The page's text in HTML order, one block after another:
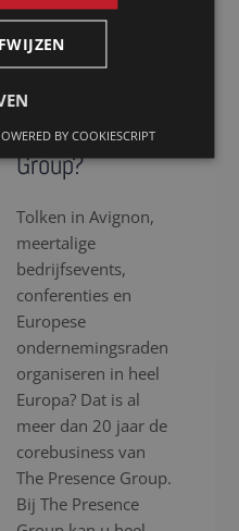
Waarom kiezen
voor een tolk
in Avignon via
The Presence
Group?
Tolken in Avignon,
meertalige
bedrijfsevents,
conferenties en
Europese
ondernemingsraden
organiseren in heel
Europa? Dat is al
meer dan 20 jaar de
corebusiness van
The Presence Group.
Bij The Presence
BY COOKIESCRIPT